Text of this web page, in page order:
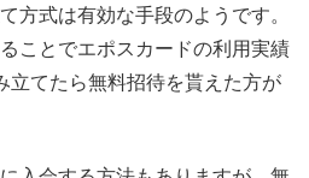
方式は有効な手段のようです。
ことでエポスカードの利用実績
立てたら無料招待を貰えた方が